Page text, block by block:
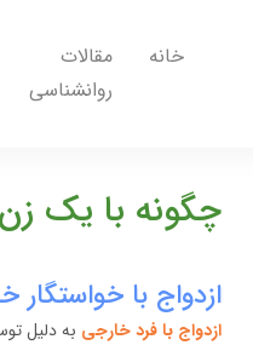
خانه
مقالات
روانشناسی
چگونه با یک
ازدواج با
ازدواج با فرد خارجی به دلیل